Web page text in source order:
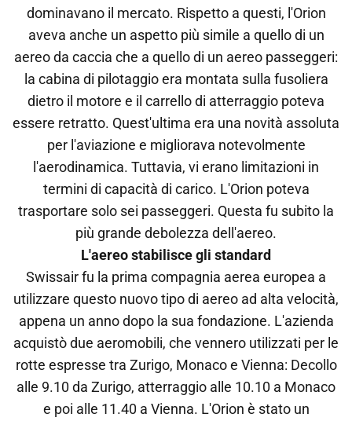
dominavano il mercato. Rispetto a questi, l'Orion
aveva anche un aspetto più simile a quello di un
aereo da caccia che a quello di un aereo passeggeri:
la cabina di pilotaggio era montata sulla fusoliera
dietro il motore e il carrello di atterraggio poteva
essere retratto. Quest'ultima era una novità assoluta
per l'aviazione e migliorava notevolmente
l'aerodinamica. Tuttavia, vi erano limitazioni in
termini di capacità di carico. L'Orion poteva
trasportare solo sei passeggeri. Questa fu subito la
più grande debolezza dell'aereo.
L'aereo stabilisce gli standard
Swissair fu la prima compagnia aerea europea a
utilizzare questo nuovo tipo di aereo ad alta velocità,
appena un anno dopo la sua fondazione. L'azienda
acquistò due aeromobili, che vennero utilizzati per le
rotte espresse tra Zurigo, Monaco e Vienna: Decollo
alle 9.10 da Zurigo, atterraggio alle 10.10 a Monaco
e poi alle 11.40 a Vienna. L'Orion è stato un